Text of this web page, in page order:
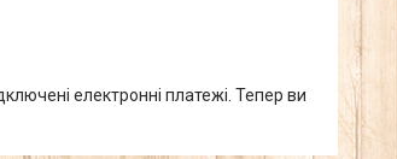
електронні платежі. Тепер ви